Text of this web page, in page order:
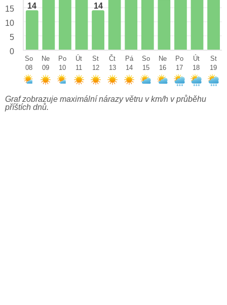
14 14
15
10
5
0
So
08
Ne
09
Po
10
Út
11
St
12
Čt
13
Pá
14
So
15
Ne
16
Po
17
Út
18
St
19
Graf zobrazuje maximální nárazy větru v km/h v průběhu
příštích dnů.